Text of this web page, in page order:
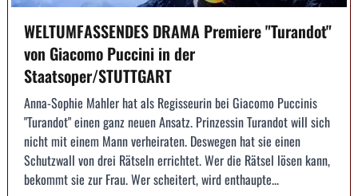
WELTUMFASSENDES DRAMA Premiere "Turandot"
von Giacomo Puccini in der
Staatsoper/STUTTGART
Anna-Sophie Mahler hat als Regisseurin bei Giacomo Puccinis
"Turandot" einen ganz neuen Ansatz. Prinzessin Turandot will sich
nicht mit einem Mann verheiraten. Deswegen hat sie einen
Schutzwall von drei Rätseln errichtet. Wer die Rätsel lösen kann,
bekommt sie zur Frau. Wer scheitert, wird enthaupte...